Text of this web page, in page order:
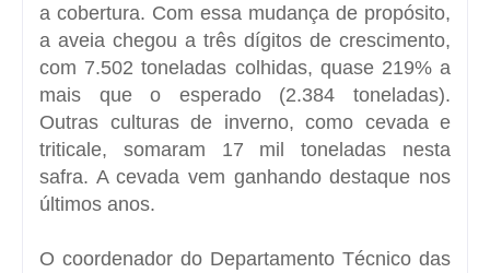
a cobertura. Com essa mudança de propósito,
a aveia chegou a três dígitos de crescimento,
com 7.502 toneladas colhidas, quase 219% a
mais que o esperado (2.384 toneladas).
Outras culturas de inverno, como cevada e
triticale, somaram 17 mil toneladas nesta
safra. A cevada vem ganhando destaque nos
últimos anos.
O coordenador do Departamento Técnico das